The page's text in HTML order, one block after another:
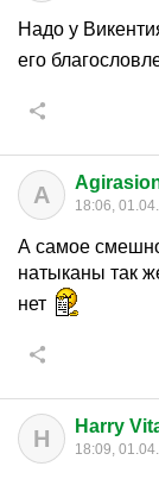
Надо у
его
A 18:06,
А самое
натыканы так
нет
H Harry
18:09,